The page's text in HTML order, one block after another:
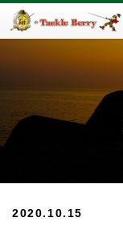
2020.10.15